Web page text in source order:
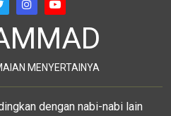
MENYERTAINYA
dengan nabi-nabi lain